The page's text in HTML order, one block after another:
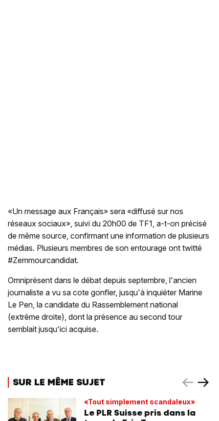
«Un message aux Français» sera «diffusé sur nos
réseaux sociaux», suivi du 20h00 de TF1, a-t-on précisé
de même source, confirmant une information de plusieurs
médias. Plusieurs membres de son entourage ont twitté
#Zemmourcandidat.
Omniprésent dans le débat depuis septembre, l'ancien
journaliste a vu sa cote gonfler, jusqu'à inquiéter Marine
Le Pen, la candidate du Rassemblement national
(extrême droite), dont la présence au second tour
semblait jusqu'ici acquise.
SUR LE MÊME SUJET
«Tout simplement scandaleux»
Le PLR Suisse pris dans la